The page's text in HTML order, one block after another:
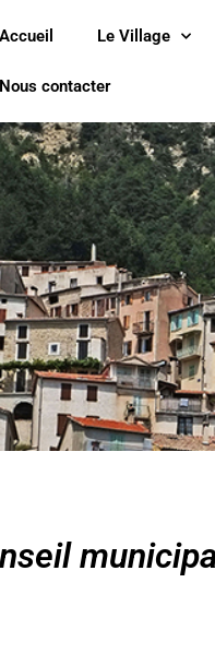
Accueil Le Village
Nous contacter